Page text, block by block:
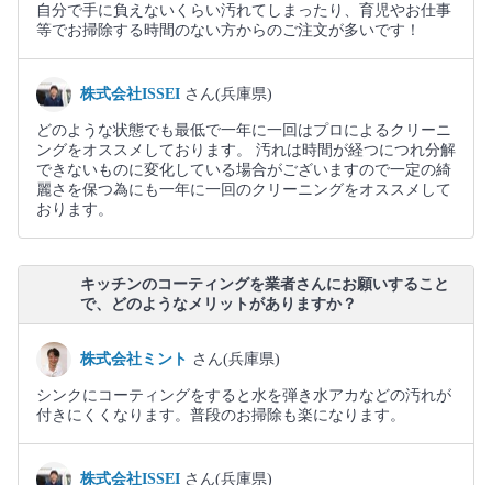
自分で手に負えないくらい汚れてしまったり、育児やお仕事
等でお掃除する時間のない方からのご注文が多いです！
株式会社ISSEI さん(兵庫県)
どのような状態でも最低で一年に一回はプロによるクリーニ
ングをオススメしております。 汚れは時間が経つにつれ分解
できないものに変化している場合がございますので一定の綺
麗さを保つ為にも一年に一回のクリーニングをオススメして
おります。
キッチンのコーティングを業者さんにお願いすること
で、どのようなメリットがありますか？
株式会社ミント さん(兵庫県)
シンクにコーティングをすると水を弾き水アカなどの汚れが
付きにくくなります。普段のお掃除も楽になります。
株式会社ISSEI さん(兵庫県)